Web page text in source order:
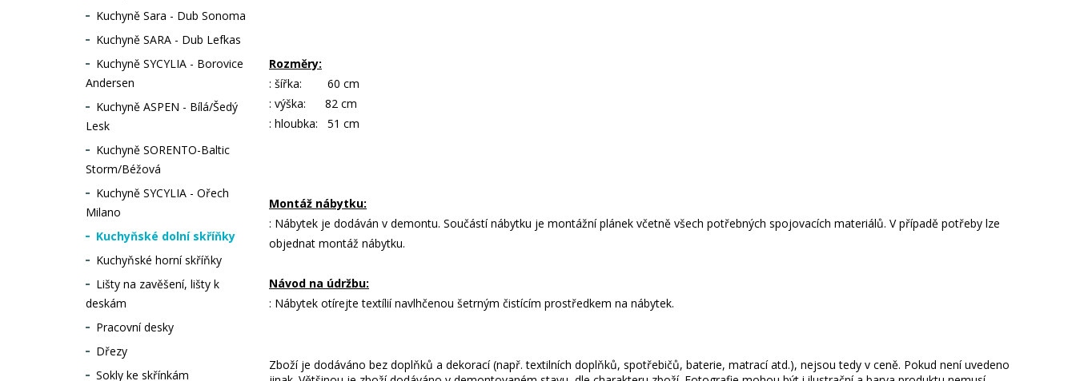
Kuchyně Sara - Dub Sonoma
Kuchyně SARA - Dub Lefkas
Kuchyně SYCYLIA - Borovice
Andersen
Kuchyně ASPEN - Bílá/Šedý
Lesk
Kuchyně SORENTO-Baltic
Storm/Béžová
Kuchyně SYCYLIA - Ořech
Milano
Kuchyňské dolní skříňky
Kuchyňské horní skříňky
Lišty na zavěšení, lišty k
deskám
Pracovní desky
Dřezy
Sokly ke skřínkám
Rozměry:
: šířka: 60 cm
: výška: 82 cm
: hloubka: 51 cm
Montáž nábytku:
: Nábytek je dodáván v demontu. Součástí nábytku je montážní plánek včetně všech potřebných spojovacích materiálů. V případě potřeby lze
objednat montáž nábytku.
Návod na údržbu:
: Nábytek otírejte textílií navlhčenou šetrným čistícím prostředkem na nábytek.
Zboží je dodáváno bez doplňků a dekorací (např. textilních doplňků, spotřebičů, baterie, matrací atd.), nejsou tedy v ceně. Pokud není uvedeno